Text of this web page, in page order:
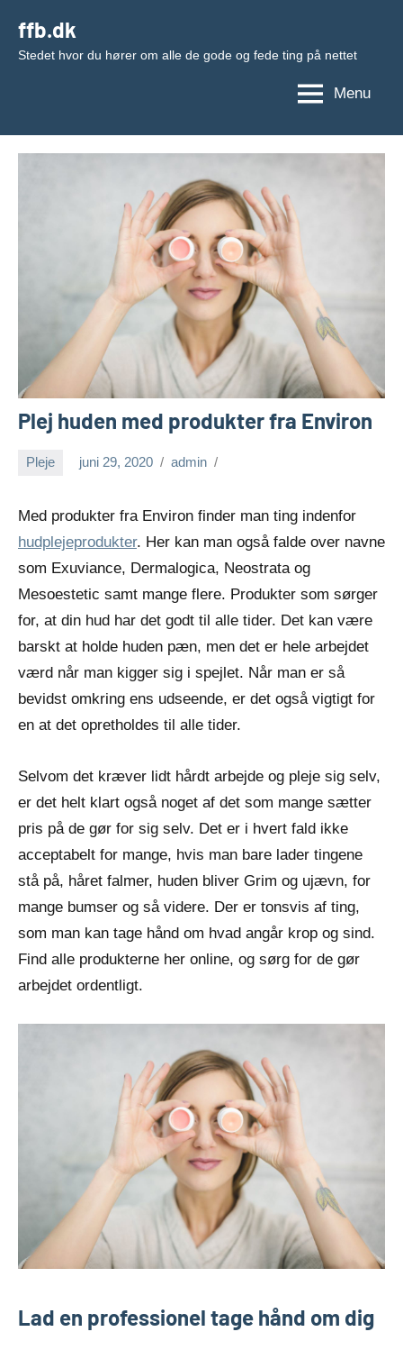
indhold
ffb.dk
Stedet hvor du hører om alle de gode og fede ting på nettet
Menu
Plej huden med produkter fra Environ
Pleje juni 29, 2020 admin
Med produkter fra Environ finder man ting indenfor
hudplejeprodukter. Her kan man også falde over navne
som Exuviance, Dermalogica, Neostrata og
Mesoestetic samt mange flere. Produkter som sørger
for, at din hud har det godt til alle tider. Det kan være
barskt at holde huden pæn, men det er hele arbejdet
værd når man kigger sig i spejlet. Når man er så
bevidst omkring ens udseende, er det også vigtigt for
en at det opretholdes til alle tider.
Selvom det kræver lidt hårdt arbejde og pleje sig selv,
er det helt klart også noget af det som mange sætter
pris på de gør for sig selv. Det er i hvert fald ikke
acceptabelt for mange, hvis man bare lader tingene
stå på, håret falmer, huden bliver Grim og ujævn, for
mange bumser og så videre. Der er tonsvis af ting,
som man kan tage hånd om hvad angår krop og sind.
Find alle produkterne her online, og sørg for de gør
arbejdet ordentligt.
Lad en professionel tage hånd om dig